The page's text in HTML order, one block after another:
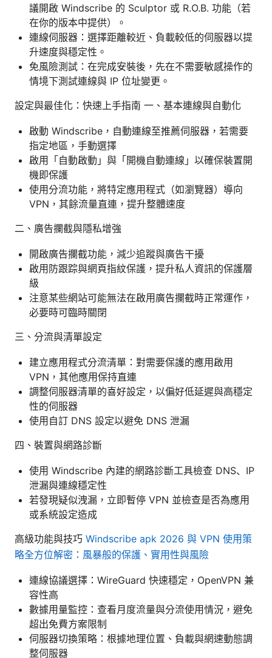
議開啟 Windscribe 的 Sculptor 或 R.O.B. 功能（若
在你的版本中提供）。
連線伺服器：選擇距離較近、負載較低的伺服器以提
升速度與穩定性。
免風險測試：在完成安裝後，先在不需要敏感操作的
情境下測試連線與 IP 位址變更。
設定與最佳化：快速上手指南 一、基本連線與自動化
啟動 Windscribe，自動連線至推薦伺服器，若需要
指定地區，手動選擇
啟用「自動啟動」與「開機自動連線」以確保裝置開
機即保護
使用分流功能，將特定應用程式（如瀏覽器）導向
VPN，其餘流量直連，提升整體速度
二、廣告攔截與隱私增強
開啟廣告攔截功能，減少追蹤與廣告干擾
啟用防跟踪與網頁指紋保護，提升私人資訊的保護層
級
注意某些網站可能無法在啟用廣告攔截時正常運作，
必要時可臨時關閉
三、分流與清單設定
建立應用程式分流清單：對需要保護的應用啟用
VPN，其他應用保持直連
調整伺服器清單的喜好設定，以偏好低延遲與高穩定
性的伺服器
使用自訂 DNS 設定以避免 DNS 泄漏
四、裝置與網路診斷
使用 Windscribe 內建的網路診斷工具檢查 DNS、IP
泄漏與連線穩定性
若發現疑似洩漏，立即暫停 VPN 並檢查是否為應用
或系統設定造成
高級功能與技巧 Windscribe apk 2026 與 VPN 使用策
略全方位解密：風暴般的保護、實用性與風險
連線協議選擇：WireGuard 快速穩定，OpenVPN 兼
容性高
數據用量監控：查看月度流量與分流使用情況，避免
超出免費方案限制
伺服器切換策略：根據地理位置、負載與網速動態調
整伺服器